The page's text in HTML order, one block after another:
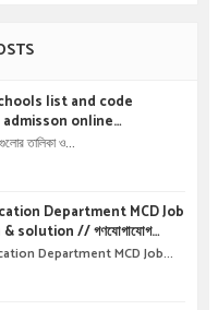
list and code
online
!! সাভার উপজেলার স্কুল গুলোর
তালিকা ও...
Department MCD Job
solution // গণযোগাযোগ
প্রশ্ন এবং সমাধান
Department MCD Job...